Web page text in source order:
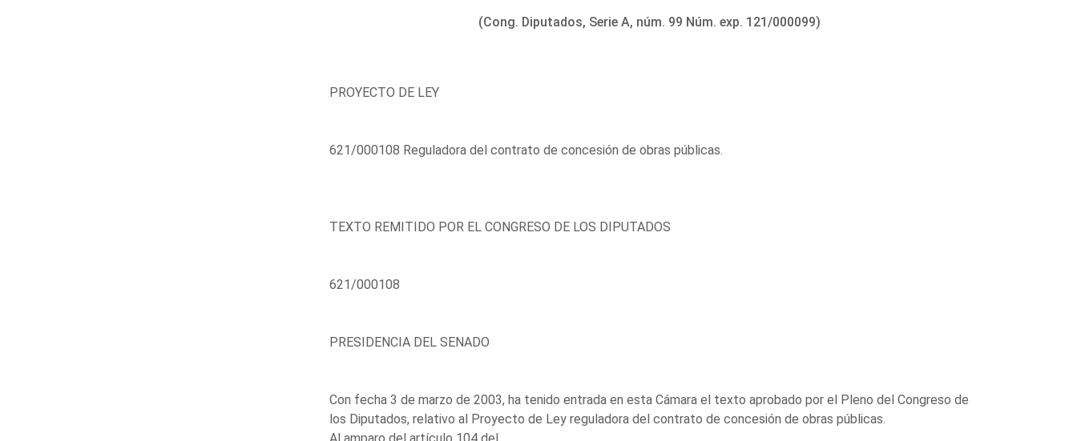
(Cong. Diputados, Serie A, núm. 99 Núm. exp. 121/000099)
PROYECTO DE LEY
621/000108 Reguladora del contrato de concesión de obras públicas.
TEXTO REMITIDO POR EL CONGRESO DE LOS DIPUTADOS
621/000108
PRESIDENCIA DEL SENADO
Con fecha 3 de marzo de 2003, ha tenido entrada en esta Cámara el texto aprobado por el Pleno del Congreso de
los Diputados, relativo al Proyecto de Ley reguladora del contrato de concesión de obras públicas.
Al amparo del artículo 104 del